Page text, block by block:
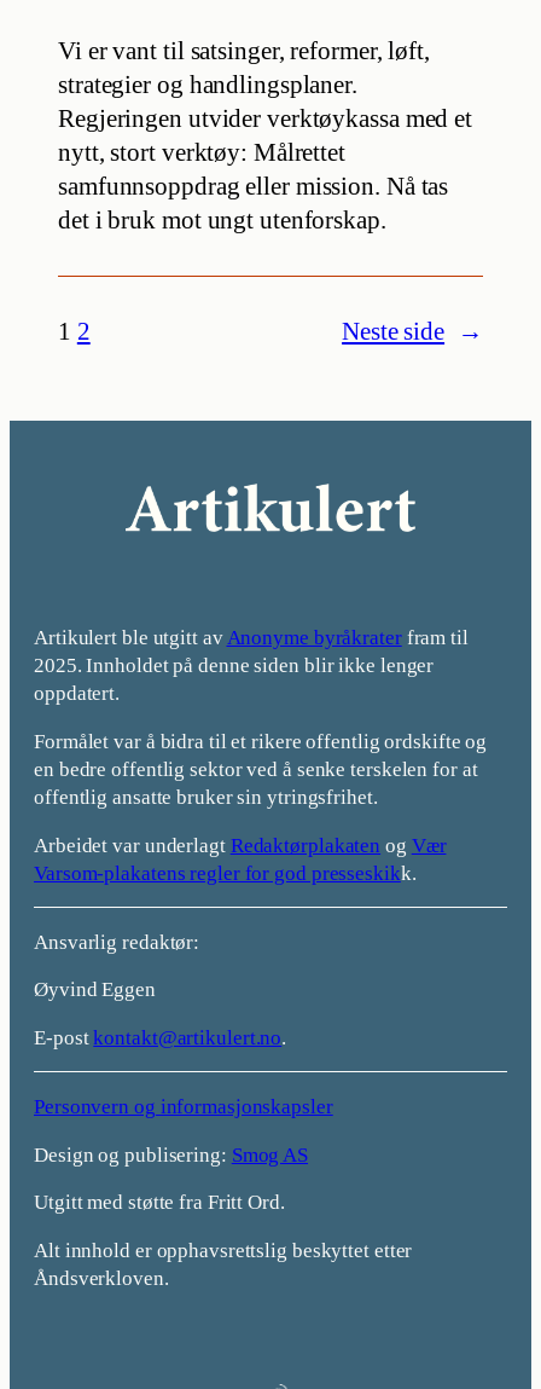
Vi er vant til satsinger, reformer, løft,
strategier og handlingsplaner.
Regjeringen utvider verktøykassa med et
nytt, stort verktøy: Målrettet
samfunnsoppdrag eller mission. Nå tas
det i bruk mot ungt utenforskap.
1 2 Neste side →
Artikulert ble utgitt avAnonyme byråkraterfram til
2025. Innholdet på denne siden blir ikke lenger
oppdatert.
Formålet var å bidra til et rikere offentlig ordskifte og
en bedre offentlig sektor ved å senke terskelen for at
offentlig ansatte bruker sin ytringsfrihet.
Arbeidet var underlagt Redaktørplakaten og Vær
Varsom-plakatens regler for god presseskikk.
Ansvarlig redaktør:
Øyvind Eggen
E-postkontakt@artikulert.no.
Personvern og informasjonskapsler
Design og publisering: Smog AS
Utgitt med støtte fra Fritt Ord.
Alt innhold er opphavsrettslig beskyttet etter
Åndsverkloven.